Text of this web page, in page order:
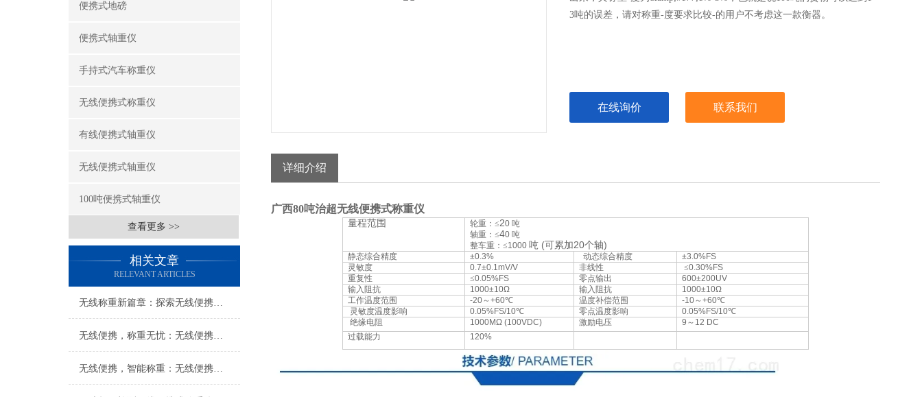
便携式地磅
便携式轴重仪
手持式汽车称重仪
无线便携式称重仪
有线便携式轴重仪
无线便携式轴重仪
100吨便携式轴重仪
查看更多 >>
相关文章
RELEVANT ARTICLES
无线称重新篇章：探索无线便携式称重仪的无限可能
无线便携，称重无忧：无线便携式称重仪打造便捷称重新体验
无线便携，智能称重：无线便携式称重仪创新科技体验
3吨的误差，请对称重-度要求比较-的用户不考虑这一款衡器。
在线询价 联系我们
详细介绍
广西80吨治超无线便携式称重仪
量程范围 轮重：≤20 吨
轴重：≤40 吨
整车重：≤1000 吨 (可累加20个轴)
静态综合精度 ±0.3% 动态综合精度
±3.0%FS
灵敏度
0.7±0.1mV/V 非线性 ≤0.30%FS
重复性
≤0.05%FS 零点输出
600±200UV
输入阻抗
1000±10Ω 输入阻抗
1000±10Ω
工作温度范围
-20～+60℃ 温度补偿范围 -10～+60℃
灵敏度温度影响
0.05%FS/10℃ 零点温度影响 0.05%FS/10℃
绝缘电阻
1000MΩ (100VDC) 激励电压 9 ～ 12 DC
过载能力
120%